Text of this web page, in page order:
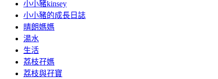
小小豬kinsey
小小豬的成長日誌
晴朗媽媽
湯水
生活
荔枝孖媽
荔枝與孖寶